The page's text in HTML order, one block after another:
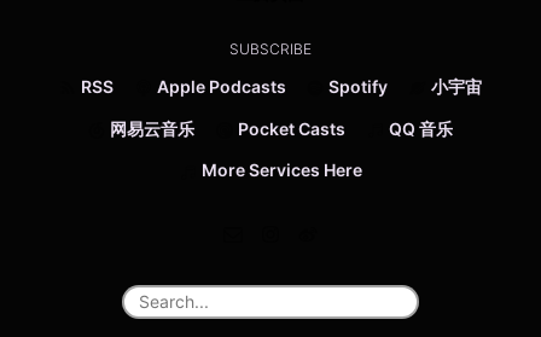
SUBSCRIBE
RSS Apple Podcasts Spotify 小宇宙
网易云音乐 Pocket Casts QQ 音乐
More Services Here